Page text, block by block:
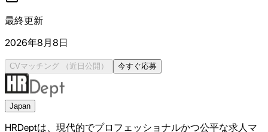
最終更新
2026年8月8日
CVマッチング （近日公開） 今すぐ応募
Japan
HRDeptは、現代的でプロフェッショナルかつ公平な求人マ